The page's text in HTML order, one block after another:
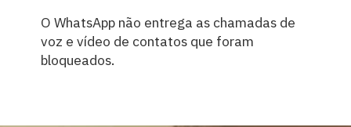
O WhatsApp não entrega as chamadas de
voz e vídeo de contatos que foram
bloqueados.